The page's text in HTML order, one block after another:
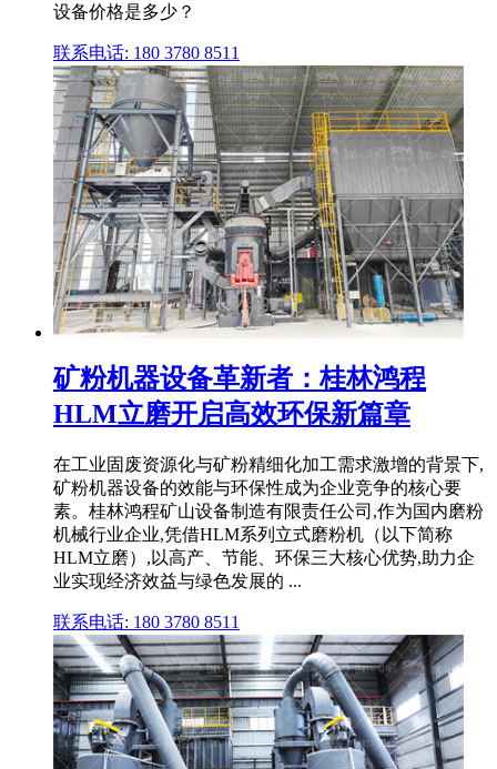
设备价格是多少？
联系电话: 180 3780 8511
矿粉机器设备革新者：桂林鸿程
HLM立磨开启高效环保新篇章
在工业固废资源化与矿粉精细化加工需求激增的背景下,
矿粉机器设备的效能与环保性成为企业竞争的核心要
素。桂林鸿程矿山设备制造有限责任公司,作为国内磨粉
机械行业企业,凭借HLM系列立式磨粉机（以下简称
HLM立磨）,以高产、节能、环保三大核心优势,助力企
业实现经济效益与绿色发展的 ...
联系电话: 180 3780 8511